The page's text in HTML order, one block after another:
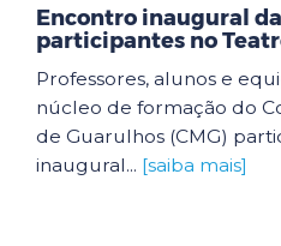
Encontro inaugural
participantes no
Professores, alunos e
núcleo de formação do
de Guarulhos (CMG)
inaugural... [saiba mais]